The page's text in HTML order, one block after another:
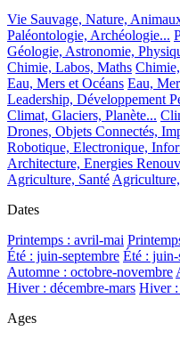
Vie Sauvage, Nature,
Paléontologie, Archéologie...
Géologie, Astronomie,
Chimie, Labos, Maths
Eau, Mers et Océans Eau,
Leadership, Développement
Climat, Glaciers, Planète...
Drones, Objets Connectés,
Robotique, Electronique,
Architecture, Energies
Agriculture, Santé
Dates
Printemps : avril-mai
Été : juin-septembre Été : juin-
Automne : octobre-novembre
Hiver : décembre-mars Hiver :
Ages